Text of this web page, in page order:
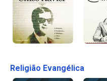
Religião Evangélica